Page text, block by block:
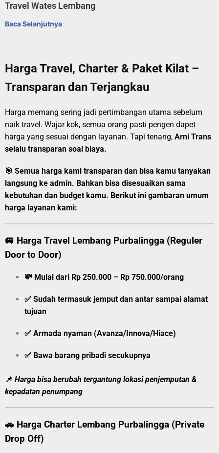
Travel Wates Lembang
Baca Selanjutnya
Harga Travel, Charter & Paket Kilat –
Transparan dan Terjangkau
Harga memang sering jadi pertimbangan utama sebelum
naik travel. Wajar kok, semua orang pasti pengen dapet
harga yang sesuai dengan layanan. Tapi tenang, Arni Trans
selalu transparan soal biaya.
🎯 Semua harga kami transparan dan bisa kamu tanyakan
langsung ke admin. Bahkan bisa disesuaikan sama
kebutuhan dan budget kamu. Berikut ini gambaran umum
harga layanan kami:
🚐 Harga Travel Lembang Purbalingga (Reguler
Door to Door)
💸 Mulai dari Rp 250.000 – Rp 750.000/orang
✅ Sudah termasuk jemput dan antar sampai alamat
tujuan
✅ Armada nyaman (Avanza/Innova/Hiace)
✅ Bawa barang pribadi secukupnya
📌 Harga bisa berubah tergantung lokasi penjemputan &
kepadatan penumpang
🚗 Harga Charter Lembang Purbalingga (Private
Drop Off)